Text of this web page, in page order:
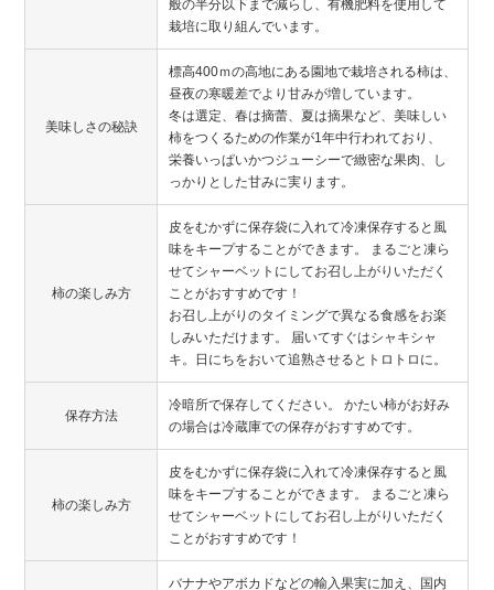
般の半分以下まで減らし、有機肥料を使用して
栽培に取り組んでいます。
美味しさの秘訣
標高400ｍの高地にある園地で栽培される柿は、
昼夜の寒暖差でより甘みが増しています。
冬は選定、春は摘蕾、夏は摘果など、美味しい
柿をつくるための作業が1年中行われており、
栄養いっぱいかつジューシーで緻密な果肉、し
っかりとした甘みに実ります。
柿の楽しみ方
皮をむかずに保存袋に入れて冷凍保存すると風
味をキープすることができます。 まるごと凍ら
せてシャーベットにしてお召し上がりいただく
ことがおすすめです！
お召し上がりのタイミングで異なる食感をお楽
しみいただけます。 届いてすぐはシャキシャ
キ。日にちをおいて追熟させるとトロトロに。
保存方法
冷暗所で保存してください。 かたい柿がお好み
の場合は冷蔵庫での保存がおすすめです。
柿の楽しみ方
皮をむかずに保存袋に入れて冷凍保存すると風
味をキープすることができます。 まるごと凍ら
せてシャーベットにしてお召し上がりいただく
ことがおすすめです！
バナナやアボカドなどの輸入果実に加え、国内